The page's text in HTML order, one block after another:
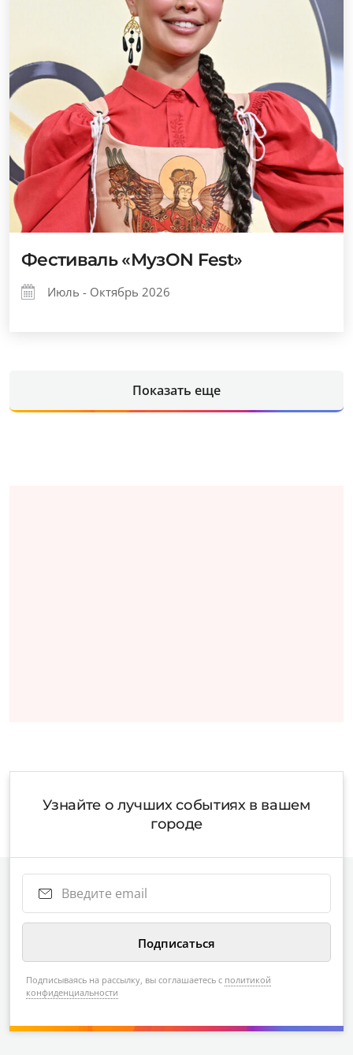
Фестиваль «МузОN Fest»
Июль - Октябрь 2026
Показать еще
Узнайте о лучших событиях в вашем
городе
Подписываясь на рассылку, вы соглашаетесь с политикой
конфиденциальности